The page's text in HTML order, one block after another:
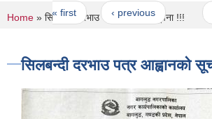
Pages
« first ‹ previous …
You are here
Home » सिलबन्दी दरभाउ पत्र आह्वानको सूचना !!!
सिलबन्दी दरभाउ पत्र आह्वानको